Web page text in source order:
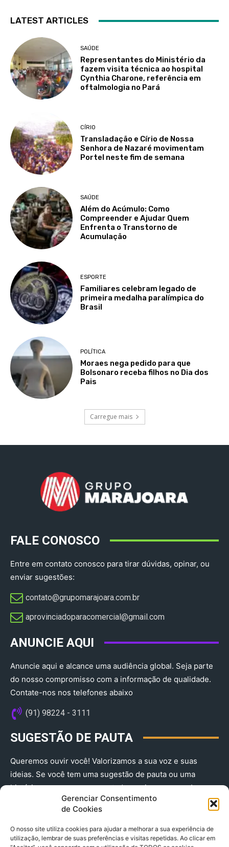
Gerenciar Consentimento
de Cookies
O nosso site utiliza cookies para ajudar a melhorar a sua experiência de
utilização, lembrar de suas preferências e visitas repetidas. Ao clicar em
LATEST ARTICLES
SAÚDE
Representantes do Ministério da
fazem visita técnica ao hospital
Cynthia Charone, referência em
oftalmologia no Pará
CÍRIO
Transladação e Círio de Nossa
Senhora de Nazaré movimentam
Portel neste fim de semana
SAÚDE
Além do Acúmulo: Como
Compreender e Ajudar Quem
Enfrenta o Transtorno de
Acumulação
ESPORTE
Familiares celebram legado de
primeira medalha paralímpica do
Brasil
POLÍTICA
Moraes nega pedido para que
Bolsonaro receba filhos no Dia dos
Pais
Carregue mais
FALE CONOSCO
Entre em contato conosco para tirar dúvidas, opinar, ou
enviar sugestões:
contato@grupomarajoara.com.br
aprovinciadoparacomercial@gmail.com​
ANUNCIE AQUI
Anuncie aqui e alcance uma audiência global. Seja parte
do nosso compromisso com a informação de qualidade.
Contate-nos nos telefones abaixo
(91) 98224 - 3111
SUGESTÃO DE PAUTA
Queremos ouvir você! Valorizamos a sua voz e suas
ideias. Se você tem uma sugestão de pauta ou uma
história que merece ser contada, envie-nos agora!
(91) 98224 - 3111